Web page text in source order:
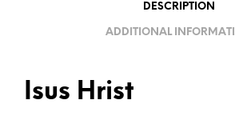
DESCRIPTION
ADDITIONAL
Isus Hrist